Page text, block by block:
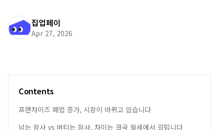
집업페이
Apr 27, 2026
Contents
프랜차이즈 폐업 증가, 시장이 바뀌고 있습니다
남는 장사 vs 버티는 장사, 차이는 결국 월세에서 갈립니다